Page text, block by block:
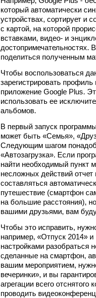
который автоматически
устройствах, сортирует и
с картой, на которой
вставками, видео- и
достопримечательностях.
поделиться полученным
Чтобы воспользоваться
зарегистрировать
приложение Google Plus.
использовать ее
альбомов.
В первый запуск
может быть «Семья»,
Следующим шагом
«Автозагрузка». Если
найти необходимый пункт
несложных действий
составляться
путешествие (смартфон
на большие расстояния),
вашими друзьями, вам
Чтобы это исправить,
например, «Отпуск 2014»
настройками разобраться
сделанные на смартфон,
вашим мероприятием,
вечеринки», и вы
агрегации всего
проводить